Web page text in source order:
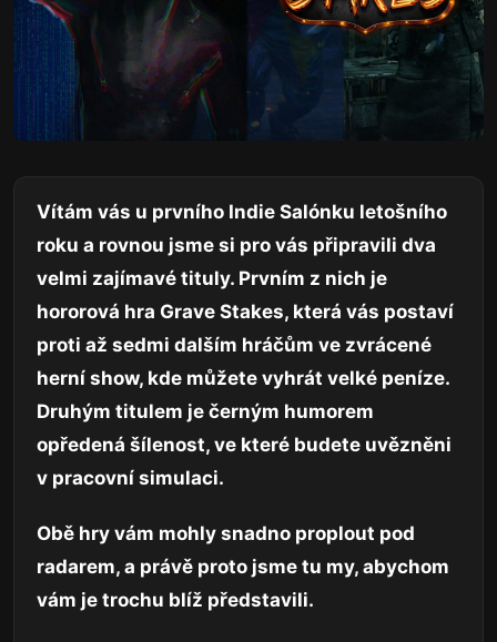
Vítám vás u prvního Indie Salónku letošního
roku a rovnou jsme si pro vás připravili dva
velmi zajímavé tituly. Prvním z nich je
hororová hra Grave Stakes, která vás postaví
proti až sedmi dalším hráčům ve zvrácené
herní show, kde můžete vyhrát velké peníze.
Druhým titulem je černým humorem
opředená šílenost, ve které budete uvězněni
v pracovní simulaci.
Obě hry vám mohly snadno proplout pod
radarem, a právě proto jsme tu my, abychom
vám je trochu blíž představili.